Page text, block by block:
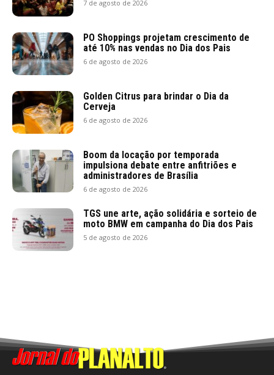
7 de agosto de 2026
PO Shoppings projetam crescimento de
até 10% nas vendas no Dia dos Pais
6 de agosto de 2026
Golden Citrus para brindar o Dia da
Cerveja
6 de agosto de 2026
Boom da locação por temporada
impulsiona debate entre anfitriões e
administradores de Brasília
6 de agosto de 2026
TGS une arte, ação solidária e sorteio de
moto BMW em campanha do Dia dos Pais
5 de agosto de 2026